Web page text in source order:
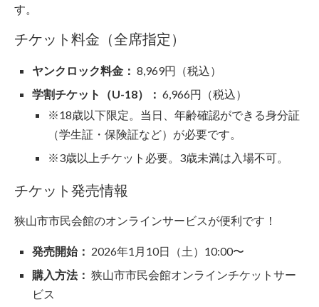
す。
チケット料金（全席指定）
ヤンクロック料金： 8,969円（税込）
学割チケット（U-18）： 6,966円（税込）
※18歳以下限定。当日、年齢確認ができる身分証
（学生証・保険証など）が必要です。
※3歳以上チケット必要。3歳未満は入場不可。
チケット発売情報
狭山市市民会館のオンラインサービスが便利です！
発売開始： 2026年1月10日（土）10:00〜
購入方法： 狭山市市民会館オンラインチケットサー
ビス